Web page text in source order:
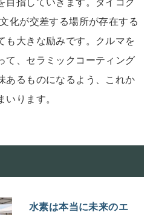
目指していきます。ダイコク
化が交差する場所が存在する
も大きな励みです。クルマを
て、セラミックコーティング
あるものになるよう、これか
いります。
水素は本当に未来のエ